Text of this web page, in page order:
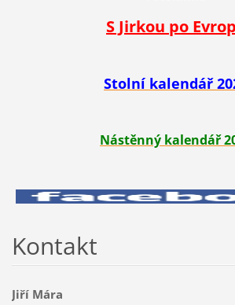
S Jirkou po
Stolní kalendář
Nástěnný kalendář
Kontakt
Jiří Mára